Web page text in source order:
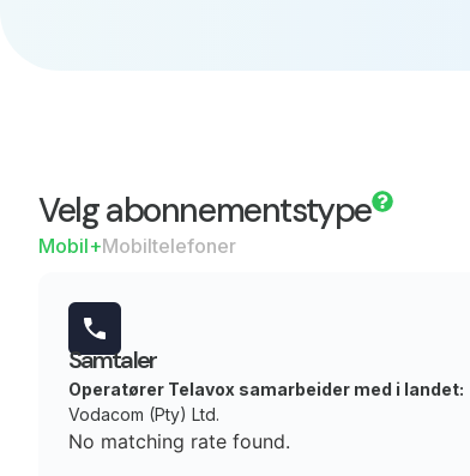
Velg abonnementstype
Mobil+Mobiltelefoner
Samtaler
Operatører Telavox samarbeider med i landet:
Vodacom (Pty) Ltd.
No matching rate found.